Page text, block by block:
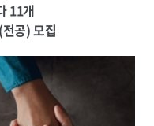
11개
공) 모집